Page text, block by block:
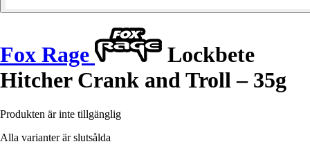
Fox Rage
Lockbete
Hitcher Crank and Troll – 35g
Produkten är inte tillgänglig
Alla varianter är slutsålda